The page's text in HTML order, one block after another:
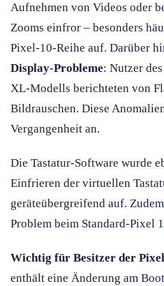
Aufnehmen von Videos oder
Zooms einfror – besonders
Pixel-10-Reihe auf. Darüber
Display-Probleme: Nutzer
XL-Modells berichteten von
Bildrauschen. Diese
Vergangenheit an.
Die Tastatur-Software wurde
Einfrieren der virtuellen
geräteübergreifend auf.
Problem beim Standard-Pixel
Wichtig für Besitzer der
enthält eine Änderung am